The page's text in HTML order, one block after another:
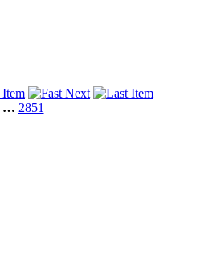
… 2851